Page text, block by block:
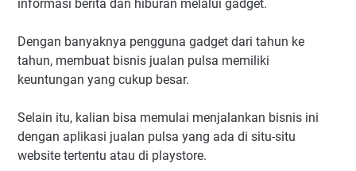
informasi berita dan hiburan melalui gadget.
Dengan banyaknya pengguna gadget dari tahun ke
tahun, membuat bisnis jualan pulsa memiliki
keuntungan yang cukup besar.
Selain itu, kalian bisa memulai menjalankan bisnis ini
dengan aplikasi jualan pulsa yang ada di situ-situ
website tertentu atau di playstore.